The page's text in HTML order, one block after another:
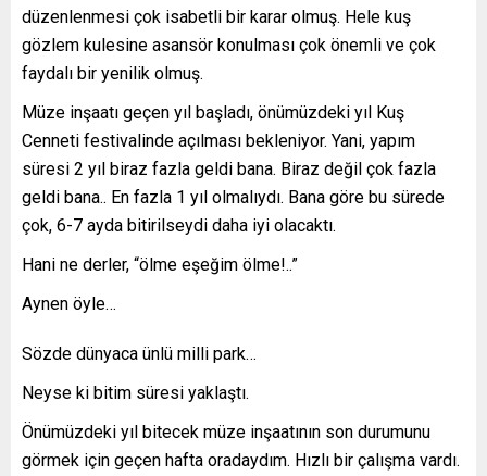
düzenlenmesi çok isabetli bir karar olmuş. Hele kuş
gözlem kulesine asansör konulması çok önemli ve çok
faydalı bir yenilik olmuş.
Müze inşaatı geçen yıl başladı, önümüzdeki yıl Kuş
Cenneti festivalinde açılması bekleniyor. Yani, yapım
süresi 2 yıl biraz fazla geldi bana. Biraz değil çok fazla
geldi bana.. En fazla 1 yıl olmalıydı. Bana göre bu sürede
çok, 6-7 ayda bitirilseydi daha iyi olacaktı.
Hani ne derler, “ölme eşeğim ölme!..”
Aynen öyle…
Sözde dünyaca ünlü milli park…
Neyse ki bitim süresi yaklaştı.
Önümüzdeki yıl bitecek müze inşaatının son durumunu
görmek için geçen hafta oradaydım. Hızlı bir çalışma vardı.